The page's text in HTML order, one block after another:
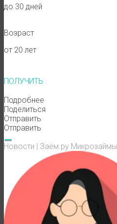
до 30 дней
Возраст
от 20 лет
ПОЛУЧИТЬ
Подробнее
Поделиться
Отправить
Отправить
Новости | Заём.ру Микрозаймы